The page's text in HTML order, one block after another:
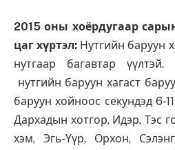
2015 оны хоёрдугаар
цаг хүртэл: Нутгийн баруун
нутгаар багавтар
нутгийн баруун хагаст
баруун хойноос секундэд 6-
Дархадын хотгор, Идэр, Тэс
хэм, Эгь-Үүр, Орхон,